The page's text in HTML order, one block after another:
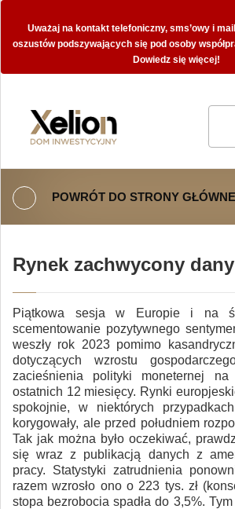
Uważaj na kontakt telefoniczny, sms’owy i
oszustów podszywających się pod osoby
Dowiedz się więcej!
POWRÓT DO STRONY
Rynek zachwycony
Piątkowa sesja w Europie i na
scementowanie pozytywnego
weszły rok 2023 pomimo
dotyczących wzrostu
zacieśnienia polityki moneternej
ostatnich 12 miesięcy. Rynki
spokojnie, w niektórych
korygowały, ale przed południem
Tak jak można było oczekiwać,
się wraz z publikacją danych z
pracy. Statystyki zatrudnienia
razem wzrosło ono o 223 tys. zł
stopa bezrobocia spadła do 3,5%.